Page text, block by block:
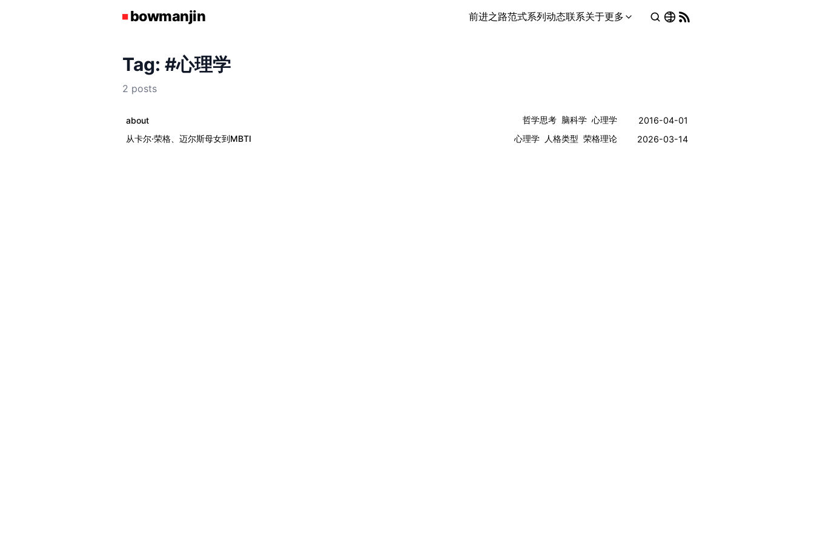
前进之路范式系列动态联系关于更多
Tag: #心理学
2 posts
about 哲学思考 脑科学 心理学
2016-04-01
从卡尔·荣格、迈尔斯母女到MBTI
心理学 人格类型 荣格理论 2026-03-14